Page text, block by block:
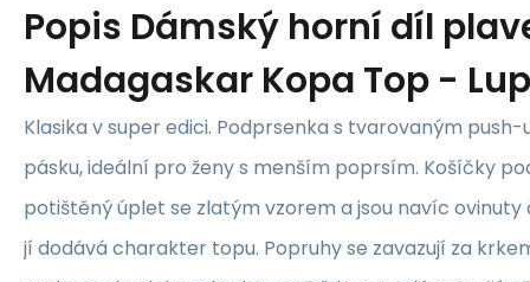
Popis Dámský horní díl
Madagaskar Kopa Top -
Klasika v super edici. Podprsenka s tvarovaným
pásku, ideální pro ženy s menším poprsím. Košíčky
potištěný úplet se zlatým vzorem a jsou navíc
jí dodává charakter topu. Popruhy se zavazují za